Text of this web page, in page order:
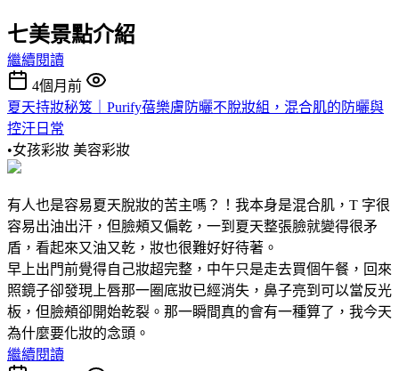
七美景點介紹
繼續閱讀
4個月前
夏天持妝秘笈｜Purify蓓樂膚防曬不脫妝組，混合肌的防曬與
控汗日常
•女孩彩妝 美容彩妝
有人也是容易夏天脫妝的苦主嗎？！我本身是混合肌，T 字很
容易出油出汗，但臉頰又偏乾，一到夏天整張臉就變得很矛
盾，看起來又油又乾，妝也很難好好待著。
早上出門前覺得自己妝超完整，中午只是走去買個午餐，回來
照鏡子卻發現上唇那一圈底妝已經消失，鼻子亮到可以當反光
板，但臉頰卻開始乾裂。那一瞬間真的會有一種算了，我今天
為什麼要化妝的念頭。
繼續閱讀